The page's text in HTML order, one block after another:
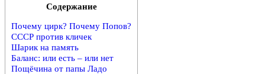
Содержание
Почему цирк? Почему Попов?
СССР против кличек
Шарик на память
Баланс: или есть – или нет
Пощёчина от папы Ладо